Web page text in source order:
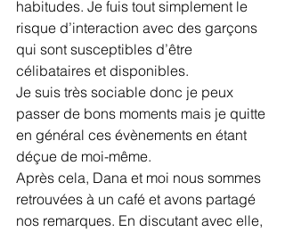
habitudes. Je fuis tout simplement le
risque d’interaction avec des garçons
qui sont susceptibles d’être
célibataires et disponibles.
Je suis très sociable donc je peux
passer de bons moments mais je quitte
en général ces évènements en étant
déçue de moi-même.
Après cela, Dana et moi nous sommes
retrouvées à un café et avons partagé
nos remarques. En discutant avec elle,